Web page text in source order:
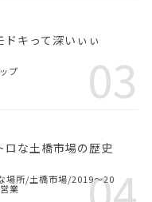
ドキって深いぃぃ
プ 03
な土橋市場の歴史
場所/土橋市場/2019～20
業